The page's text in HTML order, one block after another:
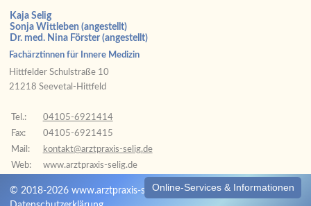
Online-Services & Informationen
Kaja Selig
Sonja Wittleben (angestellt)
Dr. med. Nina Förster (angestellt)
Fachärztinnen für Innere Medizin
Hittfelder Schulstraße 10
21218 Seevetal-Hittfeld
Tel.:
04105-6921414
Fax:
04105-6921415
Mail:
kontakt@arztpraxis-selig.de
Web:
www.arztpraxis-selig.de
© 2018-2026 www.arztpraxis-selig.de